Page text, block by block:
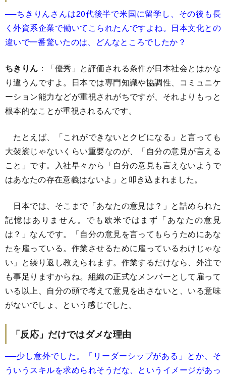
──ちきりんさんは20代後半で米国に留学し、その後も長
く外資系企業で働いてこられたんですよね。日本文化との
違いで一番驚いたのは、どんなところでしたか？
ちきりん ：「優秀」と評価される条件が日本社会とはかな
り違うんですよ。日本では専門知識や協調性、コミュニケ
ーション能力などが重視されがちですが、それよりもっと
根本的なことが重視されるんです。
たとえば、「これができないとクビになる」と言っても
大袈裟じゃないくらい重要なのが、「自分の意見が言える
こと」です。入社早々から「自分の意見も言えないようで
はあなたの存在意義はないよ」と叩き込まれました。
日本では、そこまで「あなたの意見は？」と詰められた
記憶はありません。でも欧米ではまず「あなたの意見
は？」なんです。「自分の意見を言ってもらうためにあな
たを雇っている。作業させるために雇っているわけじゃな
い」と繰り返し教えられます。作業するだけなら、外注で
も事足りますからね。組織の正式なメンバーとして雇って
いる以上、自分の頭で考えて意見を出さないと、いる意味
がないでしょ、という感じでした。
「反応」だけではダメな理由
──少し意外でした。「リーダーシップがある」とか、そ
ういうスキルを求められそうだな、というイメージがあっ